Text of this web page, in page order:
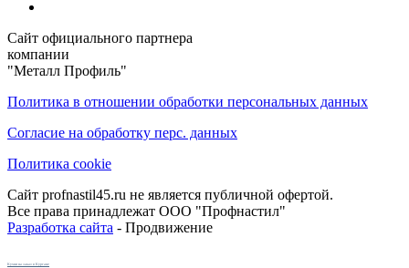
Сайт официального партнера
компании
"Металл Профиль"
Политика в отношении обработки персональных данных
Согласие на обработку перс. данных
Политика cookie
Сайт profnastil45.ru не является публичной офертой.
Все права принадлежат ООО "Профнастил"
Разработка сайта - Продвижение
Кухни на заказ в Кургане